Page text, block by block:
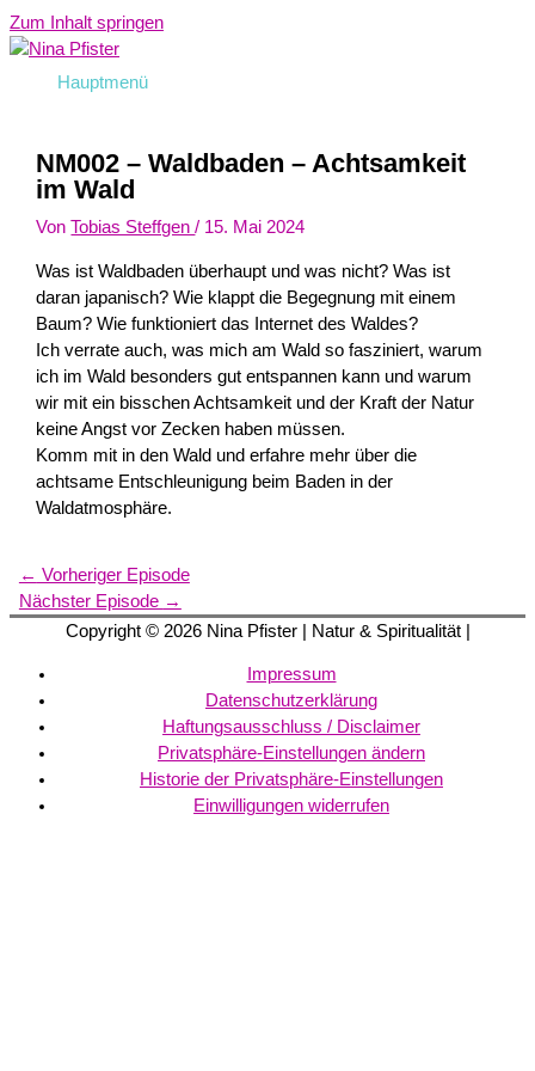
Zum Inhalt springen
Hauptmenü
NM002 – Waldbaden – Achtsamkeit
im Wald
VonTobias Steffgen/ 15. Mai 2024
Was ist Waldbaden überhaupt und was nicht? Was ist
daran japanisch? Wie klappt die Begegnung mit einem
Baum? Wie funktioniert das Internet des Waldes?
Ich verrate auch, was mich am Wald so fasziniert, warum
ich im Wald besonders gut entspannen kann und warum
wir mit ein bisschen Achtsamkeit und der Kraft der Natur
keine Angst vor Zecken haben müssen.
Komm mit in den Wald und erfahre mehr über die
achtsame Entschleunigung beim Baden in der
Waldatmosphäre.
← Vorheriger Episode
Nächster Episode →
Copyright © 2026 Nina Pfister| Natur & Spiritualität |
Impressum
Datenschutzerklärung
Haftungsausschluss / Disclaimer
Privatsphäre-Einstellungen ändern
Historie der Privatsphäre-Einstellungen
Einwilligungen widerrufen